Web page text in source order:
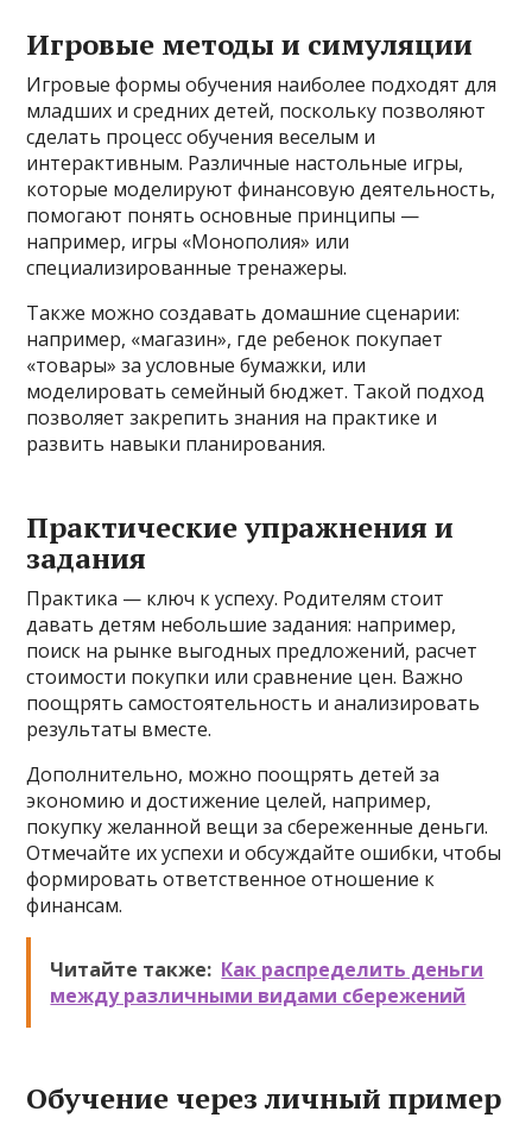
Игровые методы и симуляции
Игровые формы обучения наиболее подходят для
младших и средних детей, поскольку позволяют
сделать процесс обучения веселым и
интерактивным. Различные настольные игры,
которые моделируют финансовую деятельность,
помогают понять основные принципы —
например, игры «Монополия» или
специализированные тренажеры.
Также можно создавать домашние сценарии:
например, «магазин», где ребенок покупает
«товары» за условные бумажки, или
моделировать семейный бюджет. Такой подход
позволяет закрепить знания на практике и
развить навыки планирования.
Практические упражнения и
задания
Практика — ключ к успеху. Родителям стоит
давать детям небольшие задания: например,
поиск на рынке выгодных предложений, расчет
стоимости покупки или сравнение цен. Важно
поощрять самостоятельность и анализировать
результаты вместе.
Дополнительно, можно поощрять детей за
экономию и достижение целей, например,
покупку желанной вещи за сбереженные деньги.
Отмечайте их успехи и обсуждайте ошибки, чтобы
формировать ответственное отношение к
финансам.
Читайте также: Как распределить деньги
между различными видами сбережений
Обучение через личный пример